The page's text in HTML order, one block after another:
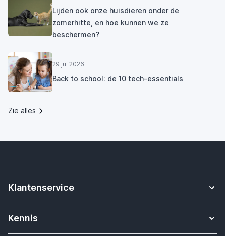
Lijden ook onze huisdieren onder de
zomerhitte, en hoe kunnen we ze
beschermen?
29 jul 2026
Back to school: de 10 tech-essentials
Zie alles
Klantenservice
Contact
Kennis